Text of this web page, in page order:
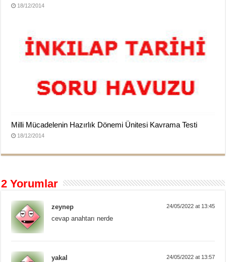
18/12/2014
Milli Mücadelenin Hazırlık Dönemi Ünitesi Kavrama Testi
18/12/2014
2 Yorumlar
zeynep 24/05/2022 at 13:45
cevap anahtarı nerde
yakal 24/05/2022 at 13:57